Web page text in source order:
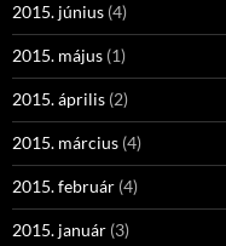
2015. június (4)
2015. május (1)
2015. április (2)
2015. március (4)
2015. február (4)
2015. január (3)